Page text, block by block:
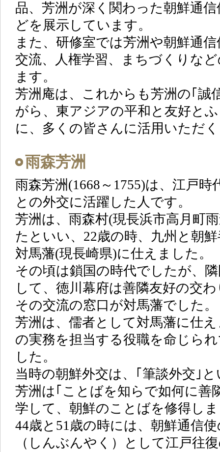
品、芳洲が深く関わった朝鮮通
どを展示しています。
また、研修室では芳洲や朝鮮通
交流、人権学習、まちづくりな
ます。
芳洲庵は、これからも芳洲の｢誠
がら、東アジアの平和と友好と
に、多くの皆さんに活用いただ
雨森芳洲
雨森芳洲(1668～1755)は、江戸
との外交に活躍した人です。
芳洲は、雨森村(現長浜市高月町
たといい、22歳の時、九州と朝
対馬藩(現長崎県)に仕えました。
その頃は鎖国の時代でしたが、
して、徳川幕府は善隣友好の交
その交流の窓口が対馬藩でした。
芳洲は、儒者として対馬藩に仕
の実務を担当する役職を命じら
した。
当時の朝鮮外交は、｢筆談外交｣
芳洲は｢ことばを知らで如何に善
学して、朝鮮のことばを修得し
44歳と51歳の時には、朝鮮通信
（しんぶんやく）として江戸往